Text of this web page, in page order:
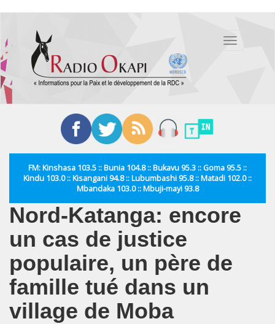
contenu
principal
Toggle
FM: Kinshasa 103.5 :: Bunia 104.8 :: Bukavu 95.3 :: Goma 95.5 ::
Kindu 103.0 :: Kisangani 94.8 :: Lubumbashi 95.8 :: Matadi 102.0 ::
Mbandaka 103.0 :: Mbuji-mayi 93.8
Nord-Katanga: encore
un cas de justice
populaire, un père de
famille tué dans un
village de Moba